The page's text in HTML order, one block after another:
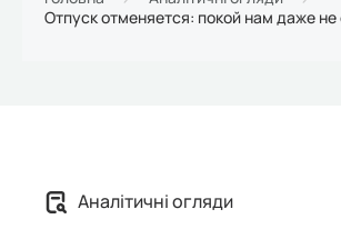
Отпуск отменяется: покой нам даже не
Аналітичні огляди